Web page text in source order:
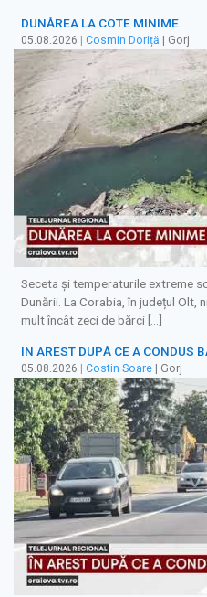
DUNĂREA LA COTE MINIME
05.08.2026 | Cosmin Doriță | Gorj
Seceta și temperaturile extreme
Dunării. La Corabia, în județul Olt,
mult încât zeci de bărci […]
ÎN AREST DUPĂ CE A CONDUS
05.08.2026 Costin Soare | Gorj